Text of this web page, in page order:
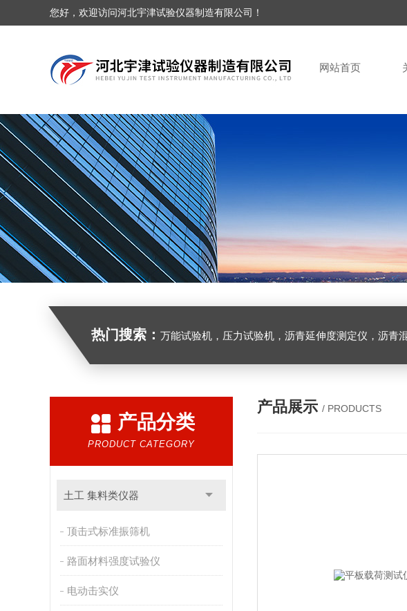
您好，欢迎访问河北宇津试验仪器制造有限公司！
网站首页
热门搜索： 万能试验机，压力试验机，沥青延伸度测定仪，沥青混合料拌合机，全自动沥青混合料离心式抽提仪，马歇尔电动击实仪，车辙试验成型机，连
产品分类
PRODUCT CATEGORY
土工 集料类仪器
顶击式标准振筛机
路面材料强度试验仪
电动击实仪
产品展示 / PRODUCTS